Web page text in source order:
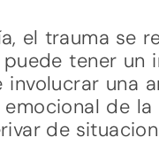
el trauma se
tener un
involucrar una
de
de